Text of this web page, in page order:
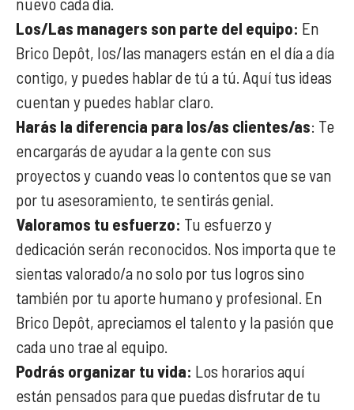
Los/Las managers son parte del equipo: En
Brico Depôt, los/las managers están en el día a día
contigo, y puedes hablar de tú a tú. Aquí tus ideas
cuentan y puedes hablar claro.
Harás la diferencia para los/as clientes/as: Te
encargarás de ayudar a la gente con sus
proyectos y cuando veas lo contentos que se van
por tu asesoramiento, te sentirás genial.
Valoramos tu esfuerzo: Tu esfuerzo y
dedicación serán reconocidos. Nos importa que te
sientas valorado/a no solo por tus logros sino
también por tu aporte humano y profesional. En
Brico Depôt, apreciamos el talento y la pasión que
cada uno trae al equipo.
Podrás organizar tu vida: Los horarios aquí
están pensados para que puedas disfrutar de tu